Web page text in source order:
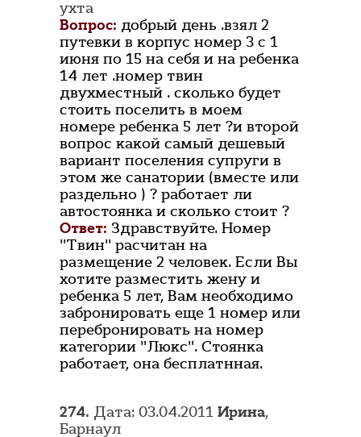
ухта
Вопрос: добрый день .взял 2
путевки в корпус номер 3 с 1
июня по 15 на себя и на ребенка
14 лет .номер твин
двухместный . сколько будет
стоить поселить в моем
номере ребенка 5 лет ?и второй
вопрос какой самый дешевый
вариант поселения супруги в
этом же санатории (вместе или
раздельно ) ? работает ли
автостоянка и сколько стоит ?
Ответ: Здравствуйте. Номер
"Твин" расчитан на
размещение 2 человек. Если Вы
хотите разместить жену и
ребенка 5 лет, Вам необходимо
забронировать еще 1 номер или
перебронировать на номер
категории "Люкс". Стоянка
работает, она бесплатнная.
274. Дата: 03.04.2011 Ирина,
Барнаул